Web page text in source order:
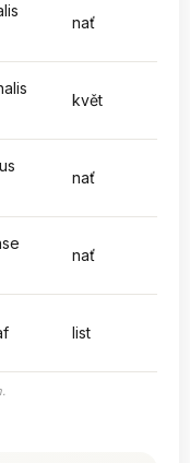
nať
květ
nať
nať
list